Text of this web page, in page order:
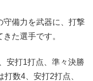
守備力を武器に、打撃
た選手です。
安打1打点、準々決勝
数4、安打2打点、